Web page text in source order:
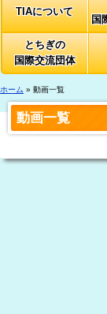
TIAについて
国
とちぎの
国際交流団体
ホーム » 動画一覧
動画⼀覧